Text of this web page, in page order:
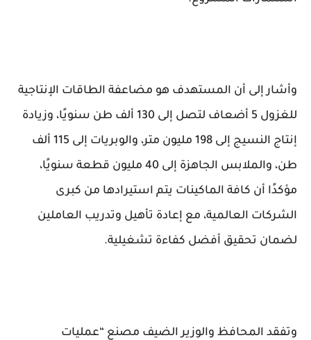
وأشار إلى أن المستهدف هو مضاعفة الطاقات الإنتاجية
للغزول 5 أضعاف لتصل إلى 130 ألف طن سنويًا، وزيادة
إنتاج النسيج إلى 198 مليون متر، والوبريات إلى 115 ألف
طن، والملابس الجاهزة إلى 40 مليون قطعة سنويًا،
مؤكدًا أن كافة الماكينات يتم استيرادها من كبرى
الشركات العالمية، مع إعادة تأهيل وتدريب العاملين
لضمان تحقيق أفضل كفاءة تشغيلية.
وتفقد المحافظ والوزير الضيف مصنع “عمليات